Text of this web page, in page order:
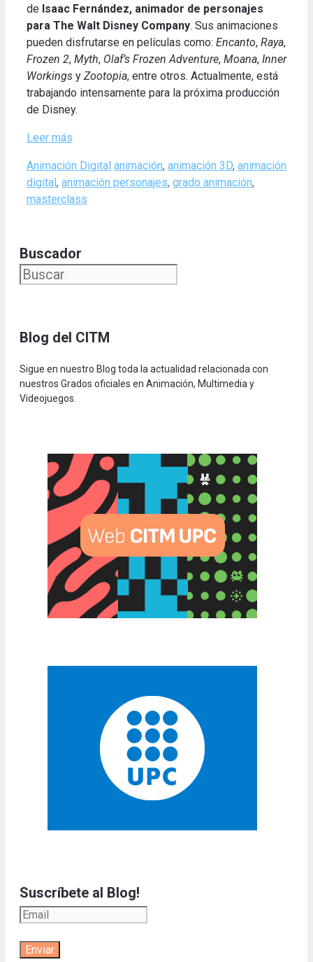
de Isaac Fernández, animador de personajes
para The Walt Disney Company. Sus animaciones
pueden disfrutarse en películas como: Encanto, Raya,
Frozen 2, Myth, Olaf’s Frozen Adventure, Moana, Inner
Workings y Zootopia, entre otros. Actualmente, está
trabajando intensamente para la próxima producción
de Disney.
Leer más
Categories
Animación Digital Tags
animación, animación 3D, animación
digital , animación personajes, grado animación,
masterclass
Buscador
Blog del CITM
Sigue en nuestro Blog toda la actualidad relacionada con
nuestros Grados oficiales en Animación, Multimedia y
Videojuegos.
Suscríbete al Blog!